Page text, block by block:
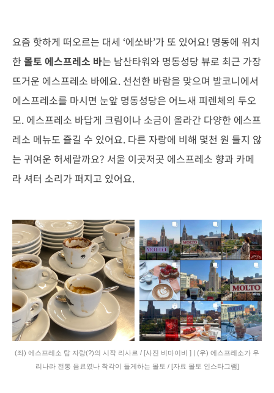
요즘 핫하게 떠오르는 대세 ‘에쏘바’가 또 있어요! 명동에 위치
한 몰토 에스프레소 바는 남산타워와 명동성당 뷰로 최근 가장
뜨거운 에스프레소 바에요. 선선한 바람을 맞으며 발코니에서
에스프레소를 마시면 눈앞 명동성당은 어느새 피렌체의 두오
모. 에스프레소 바답게 크림이나 소금이 올라간 다양한 에스프
레소 메뉴도 즐길 수 있어요. 다른 자랑에 비해 몇천 원 들지 않
는 귀여운 허세랄까요? 서울 이곳저곳 에스프레소 향과 카메
라 셔터 소리가 퍼지고 있어요.
(좌) 에스프레소 탑 자랑(?)의 시작 리사르 / [사진 비마이비 ] | (우) 에스프레소가 우
리나라 전통 음료였나 착각이 들게하는 몰토 / [자료 몰토 인스타그램]